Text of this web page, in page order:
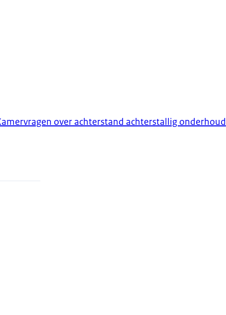
over achterstand achterstallig onderhoud